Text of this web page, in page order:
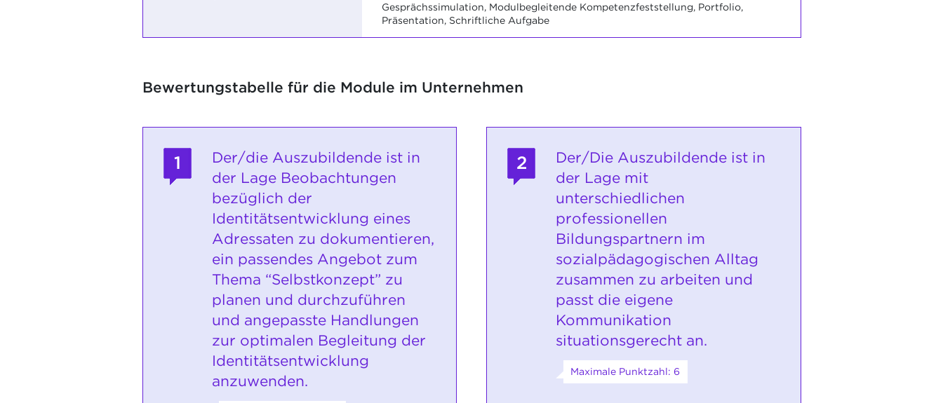
Gesprächssimulation, Modulbegleitende Kompetenzfeststellung, Portfolio,
Präsentation, Schriftliche Aufgabe
Bewertungstabelle für die Module im Unternehmen
1
Der/die Auszubildende ist in
der Lage Beobachtungen
bezüglich der
Identitätsentwicklung eines
Adressaten zu dokumentieren,
ein passendes Angebot zum
Thema “Selbstkonzept” zu
planen und durchzuführen
und angepasste Handlungen
zur optimalen Begleitung der
Identitätsentwicklung
anzuwenden.
2
Der/Die Auszubildende ist in
der Lage mit
unterschiedlichen
professionellen
Bildungspartnern im
sozialpädagogischen Alltag
zusammen zu arbeiten und
passt die eigene
Kommunikation
situationsgerecht an.
Maximale Punktzahl: 6